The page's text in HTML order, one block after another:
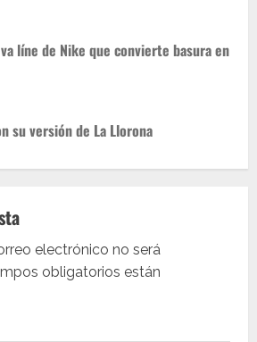
líne de Nike que convierte basura en
su versión de La Llorona
electrónico no será
obligatorios están